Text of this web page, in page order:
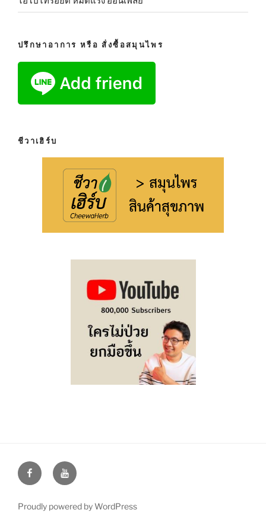
ปรึกษาอาการ หรือ สั่งซื้อสมุนไพร
ชีวาเฮิร์บ
FacebookYoutube
Proudly powered by WordPress